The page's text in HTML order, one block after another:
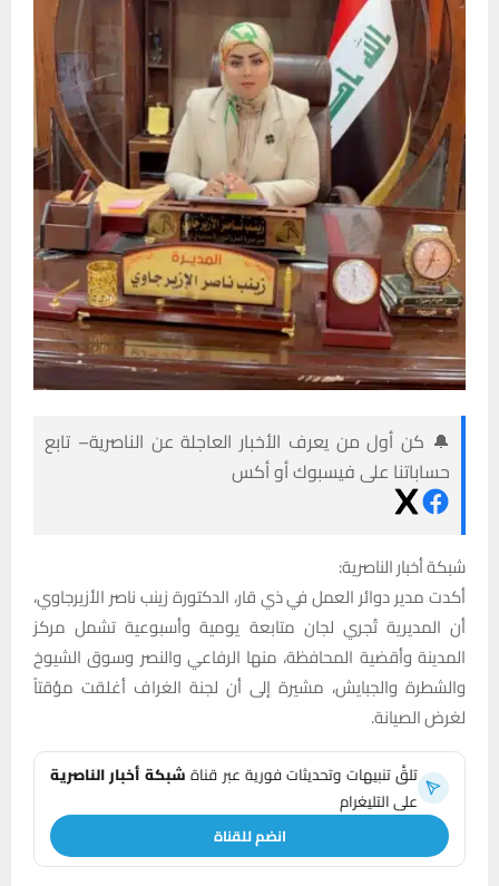
🔔 كن أول من يعرف الأخبار العاجلة عن الناصرية– تابع
حساباتنا على فيسبوك أو أكس
شبكة أخبار الناصرية:
أكدت مدير دوائر العمل في ذي قار، الدكتورة زينب ناصر الأزيرجاوي،
أن المديرية تُجري لجان متابعة يومية وأسبوعية تشمل مركز
المدينة وأقضية المحافظة، منها الرفاعي والنصر وسوق الشيوخ
والشطرة والجبايش، مشيرة إلى أن لجنة الغراف أغلقت مؤقتاً
لغرض الصيانة.
تلقَّ تنبيهات وتحديثات فورية عبر قناةشبكة أخبار الناصرية
على التليغرام
انضم للقناة